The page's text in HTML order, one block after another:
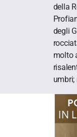
della
degli
molto
umbri;